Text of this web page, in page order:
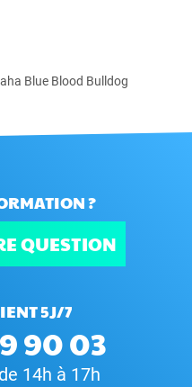
Blue Blood Bulldog
?
QUESTION
5J/7
90 03
14h à 17h